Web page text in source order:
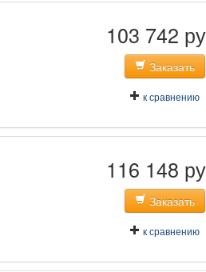
103 742
Заказать
к сравнению
116 148
Заказать
к сравнению